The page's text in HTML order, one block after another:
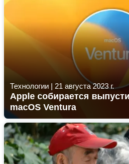
Технологии | 21 августа 2023 г.
Apple собирается
macOS Ventura